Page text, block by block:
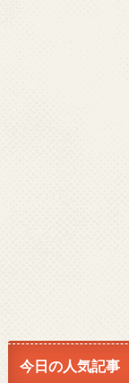
今日の人気記事